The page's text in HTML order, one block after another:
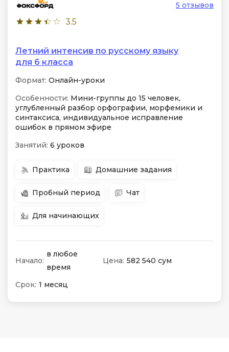
3.5
5 отзывов
Летний интенсив по русскому языку
для 6 класса
Формат: Онлайн-уроки
Особенности: Мини-группы до 15 человек,
углубленный разбор орфографии, морфемики и
синтаксиса, индивидуальное исправление
ошибок в прямом эфире
Занятий: 6 уроков
Практика Домашние задания
Пробный период Чат
Для начинающих
Начало:
в любое
время
Цена: 582 540 сум
Срок: 1 месяц